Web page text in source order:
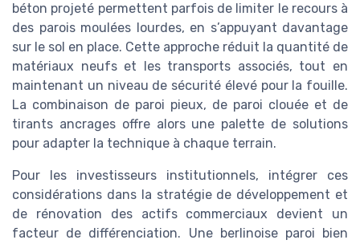
béton projeté permettent parfois de limiter le recours à
des parois moulées lourdes, en s’appuyant davantage
sur le sol en place. Cette approche réduit la quantité de
matériaux neufs et les transports associés, tout en
maintenant un niveau de sécurité élevé pour la fouille.
La combinaison de paroi pieux, de paroi clouée et de
tirants ancrages offre alors une palette de solutions
pour adapter la technique à chaque terrain.
Pour les investisseurs institutionnels, intégrer ces
considérations dans la stratégie de développement et
de rénovation des actifs commerciaux devient un
facteur de différenciation. Une berlinoise paroi bien